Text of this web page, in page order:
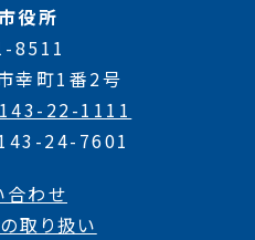
役所
8511
幸町1番2号
22-1111
24-7601
合わせ
取り扱い